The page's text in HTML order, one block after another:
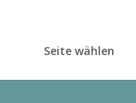
Seite wählen